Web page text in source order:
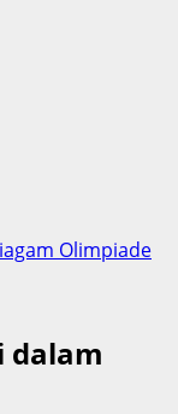
Olimpiade
dalam